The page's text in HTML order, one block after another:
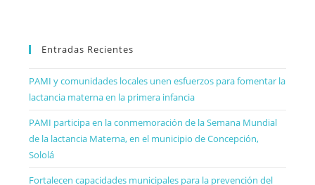
Entradas Recientes
PAMI y comunidades locales unen esfuerzos para fomentar la
lactancia materna en la primera infancia
PAMI participa en la conmemoración de la Semana Mundial
de la lactancia Materna, en el municipio de Concepción,
Sololá
Fortalecen capacidades municipales para la prevención del